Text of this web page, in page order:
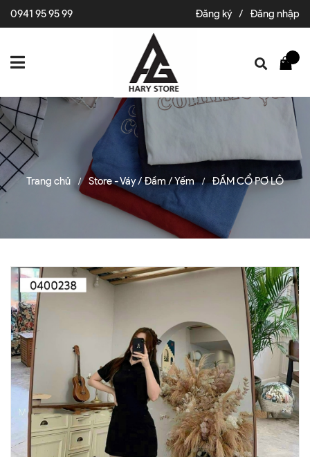
0941 95 95 99 Đăng ký / Đăng nhập
Trang chủ / Store - Váy / Đầm / Yếm / ĐẦM CỔ PƠ LÔ